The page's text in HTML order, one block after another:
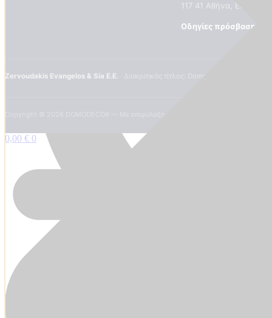
117 41 Αθήνα, Ελλάδα
Οδηγίες πρόσβασης
Zervoudakis Evangelos & Sia E.E. · Διακριτικός τίτλος: DomoDecor ·
0,00 € 0